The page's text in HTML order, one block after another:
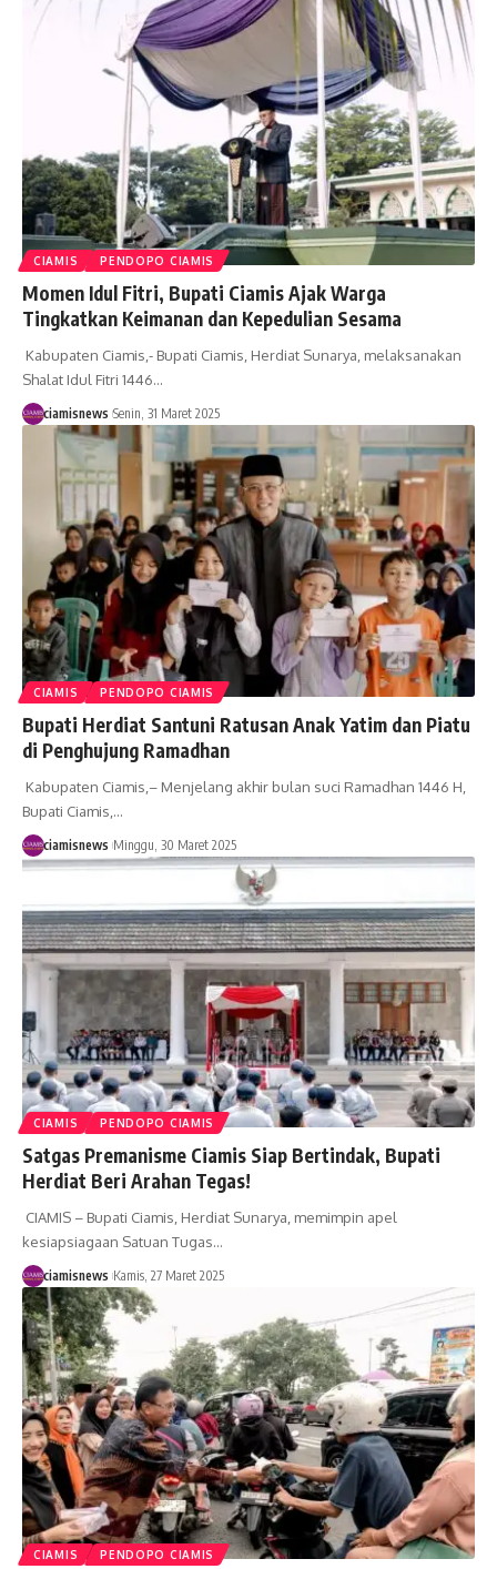
CIAMIS PENDOPO CIAMIS
Momen Idul Fitri, Bupati Ciamis Ajak Warga
Tingkatkan Keimanan dan Kepedulian Sesama
Kabupaten Ciamis,- Bupati Ciamis, Herdiat Sunarya, melaksanakan
Shalat Idul Fitri 1446…
ciamisnews Senin, 31 Maret 2025
CIAMIS PENDOPO CIAMIS
Bupati Herdiat Santuni Ratusan Anak Yatim dan Piatu
di Penghujung Ramadhan
Kabupaten Ciamis,– Menjelang akhir bulan suci Ramadhan 1446 H,
Bupati Ciamis,…
ciamisnews Minggu, 30 Maret 2025
CIAMIS PENDOPO CIAMIS
Satgas Premanisme Ciamis Siap Bertindak, Bupati
Herdiat Beri Arahan Tegas!
CIAMIS – Bupati Ciamis, Herdiat Sunarya, memimpin apel
kesiapsiagaan Satuan Tugas…
ciamisnews Kamis, 27 Maret 2025
CIAMIS PENDOPO CIAMIS